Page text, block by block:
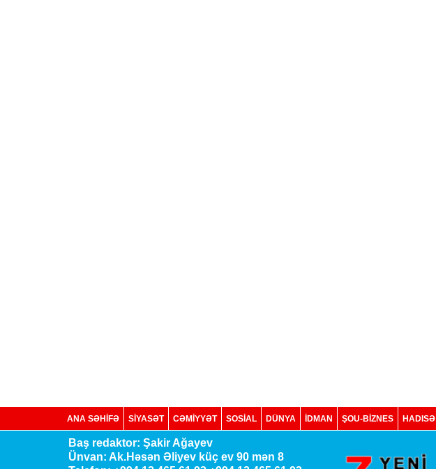
ANA SƏHİFƏ SİYASƏT CƏMİYYƏT SOSIAL DÜNYA İDMAN ŞOU-BİZNES HADISƏ
Baş redaktor: Şakir Ağayev
Ünvan: Ak.Həsən Əliyev küç ev 90 mən 8